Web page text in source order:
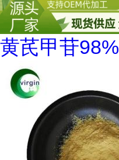
黄芪甲苷98%